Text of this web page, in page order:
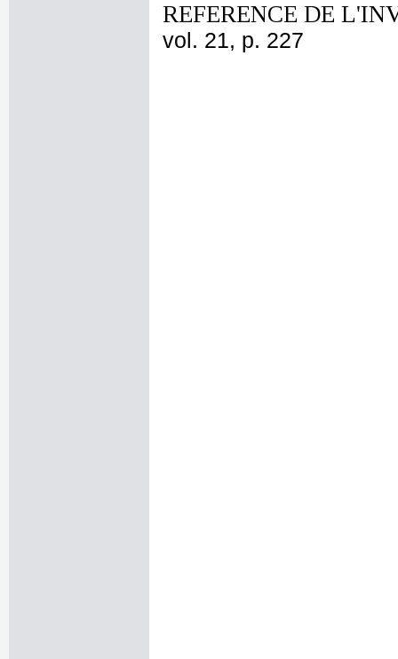
REFERENCE DE
vol. 21, p. 227